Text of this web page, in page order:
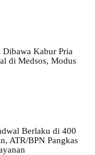
Kabur Pria
di Medsos, Modus
Berlaku di 400
ATR/BPN Pangkas